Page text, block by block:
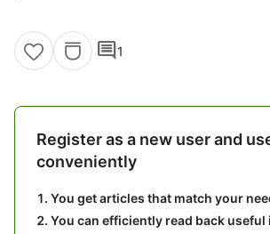
comment1
Register as a new user and
conveniently
You get articles that match your
You can efficiently read back